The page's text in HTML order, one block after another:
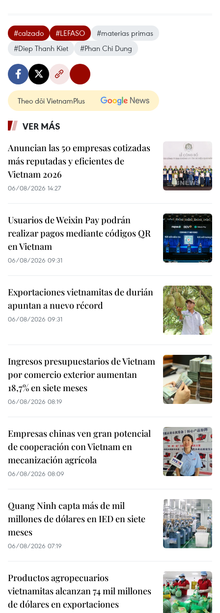
#calzado #LEFASO
#materias primas
#Diep Thanh Kiet
#Phan Chi Dung
Theo dõi VietnamPlus
VER MÁS
Anuncian las 50 empresas cotizadas
más reputadas y eficientes de
Vietnam 2026
06/08/2026 14:27
Usuarios de Weixin Pay podrán
realizar pagos mediante códigos QR
en Vietnam
06/08/2026 09:31
Exportaciones vietnamitas de durián
apuntan a nuevo récord
06/08/2026 09:31
Ingresos presupuestarios de Vietnam
por comercio exterior aumentan
18,7% en siete meses
06/08/2026 08:19
Empresas chinas ven gran potencial
de cooperación con Vietnam en
mecanización agrícola
06/08/2026 08:09
Quang Ninh capta más de mil
millones de dólares en IED en siete
meses
06/08/2026 07:19
Productos agropecuarios
vietnamitas alcanzan 74 mil millones
de dólares en exportaciones